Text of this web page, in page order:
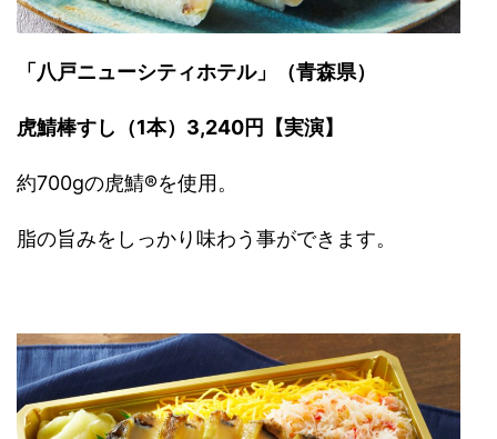
「八戸ニューシティホテル」（青森県）
虎鯖棒すし（1本）3,240円【実演】
約700gの虎鯖®を使用。
脂の旨みをしっかり味わう事ができます。